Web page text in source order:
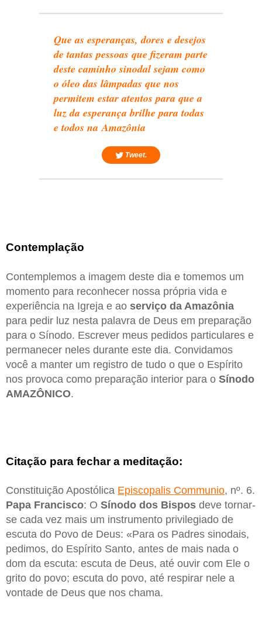
Que as esperanças, dores e desejos
de tantas pessoas que fizeram parte
deste caminho sinodal sejam como
o óleo das lâmpadas que nos
permitem estar atentos para que a
luz da esperança brilhe para todas
e todos na Amazônia
Tweet.
Contemplação
Contemplemos a imagem deste dia e tomemos um
momento para reconhecer nossa própria vida e
experiência na Igreja e ao serviço da Amazônia
para pedir luz nesta palavra de Deus em preparação
para o Sínodo. Escrever meus pedidos particulares e
permanecer neles durante este dia. Convidamos
você a manter um registro de tudo o que o Espírito
nos provoca como preparação interior para o Sínodo
AMAZÔNICO.
Citação para fechar a meditação:
Constituição Apostólica Episcopalis Communio, nº. 6.
Papa Francisco: O Sínodo dos Bispos deve tornar-
se cada vez mais um instrumento privilegiado de
escuta do Povo de Deus: «Para os Padres sinodais,
pedimos, do Espírito Santo, antes de mais nada o
dom da escuta: escuta de Deus, até ouvir com Ele o
grito do povo; escuta do povo, até respirar nele a
vontade de Deus que nos chama.